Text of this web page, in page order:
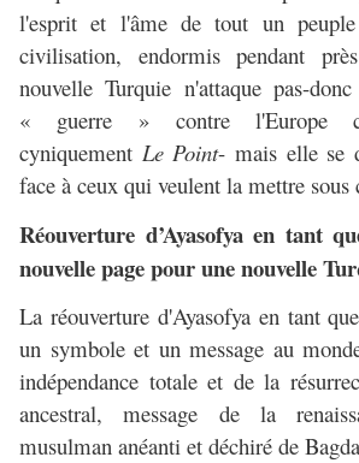
l'esprit et l'âme de tout un
civilisation, endormis pendant
nouvelle Turquie n'attaque pas-
« guerre » contre l'Europe
cyniquement Le Point- mais elle se
face à ceux qui veulent la mettre sous
Réouverture d’Ayasofya en tant
nouvelle page pour une nouvelle
La réouverture d'Ayasofya en tant
un symbole et un message au
indépendance totale et de la
ancestral, message de la
musulman anéanti et déchiré de